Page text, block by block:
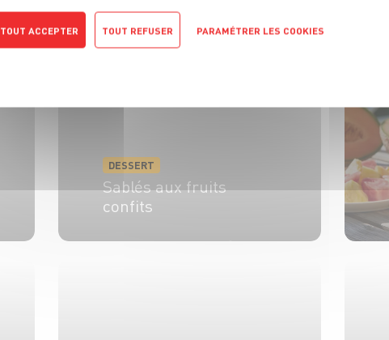
DESSERT
Sablés aux fruits
confits
TOUT ACCEPTER TOUT REFUSER PARAMÉTRER LES COOKIES